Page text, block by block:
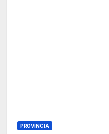
PROVINCIA